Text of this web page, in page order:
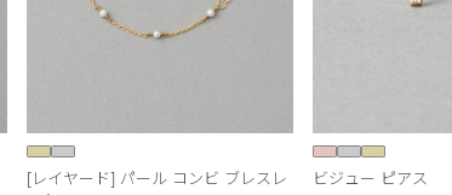
[レイヤード] パール コンビ ブレスレ
ビジュー ピアス